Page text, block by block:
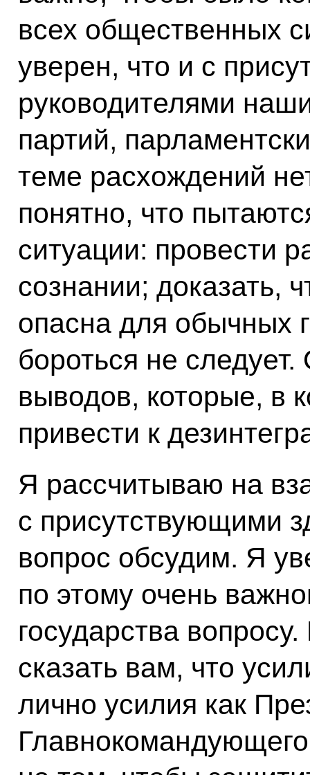
всех общественных
уверен, что и с
руководителями
партий,
теме расхождений
понятно, что
ситуации: провести
сознании; доказать,
опасна для обычных
бороться не
выводов, которые, в
привести к
Я рассчитываю на
с присутствующими
вопрос обсудим. Я
по этому очень
государства
сказать вам, что
лично усилия как